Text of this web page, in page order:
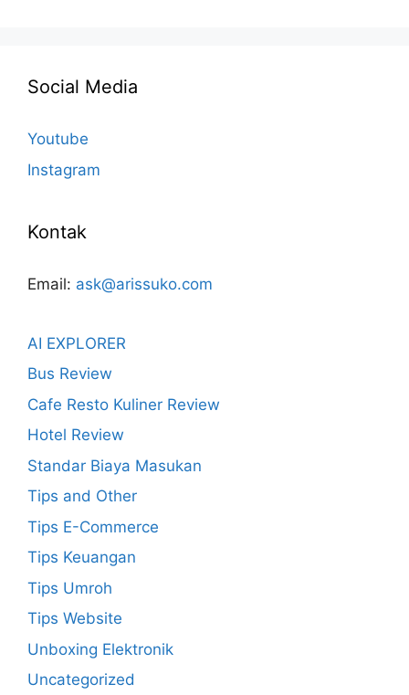
Social Media
Youtube
Instagram
Kontak
Email: ask@arissuko.com
AI EXPLORER
Bus Review
Cafe Resto Kuliner Review
Hotel Review
Standar Biaya Masukan
Tips and Other
Tips E-Commerce
Tips Keuangan
Tips Umroh
Tips Website
Unboxing Elektronik
Uncategorized